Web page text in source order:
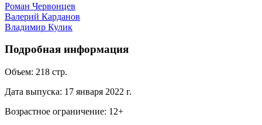
Роман Червонцев
Валерий Карданов
Владимир Кулик
Подробная информация
Объем: 218 стр.
Дата выпуска: 17 января 2022 г.
Возрастное ограничение: 12+